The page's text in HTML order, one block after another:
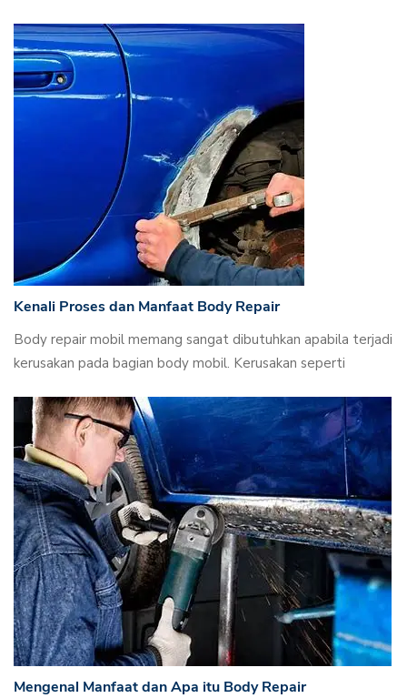
Kenali Proses dan Manfaat Body Repair
Body repair mobil memang sangat dibutuhkan apabila terjadi
kerusakan pada bagian body mobil. Kerusakan seperti
Mengenal Manfaat dan Apa itu Body Repair